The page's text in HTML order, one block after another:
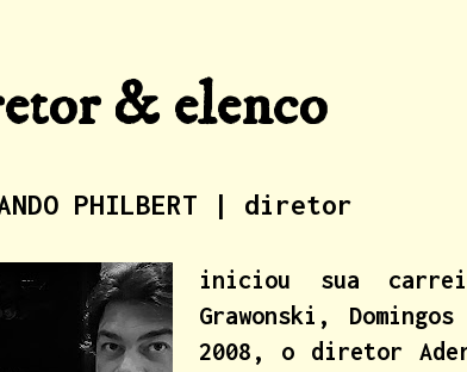
& elenco
PHILBERT | diretor
iniciou sua
Grawonski,
2008, o diretor